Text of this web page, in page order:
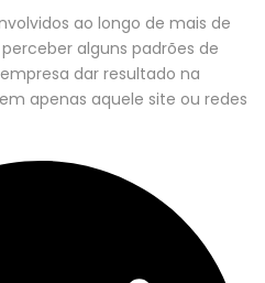
ao longo de mais de
alguns padrões de
dar resultado na
apenas aquele site ou redes